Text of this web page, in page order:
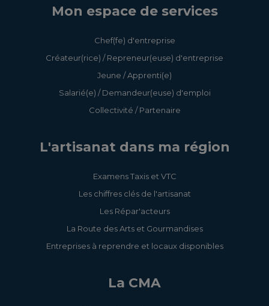
Mon espace de services
Chef(fe) d'entreprise
Créateur(rice) / Repreneur(euse) d'entreprise
Jeune / Apprenti(e)
Salarié(e) / Demandeur(euse) d'emploi
Collectivité / Partenaire
L'artisanat dans ma région
Examens Taxis et VTC
Les chiffres clés de l'artisanat
Les Répar'acteurs
La Route des Arts et Gourmandises
Entreprises à reprendre et locaux disponibles
La CMA